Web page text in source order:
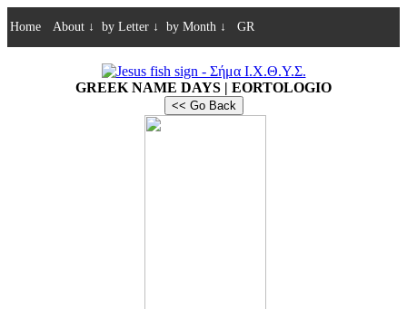
Home About ↓ by Letter ↓ by Month ↓ GR
GREEK NAME DAYS | EORTOLOGIO
<< Go Back